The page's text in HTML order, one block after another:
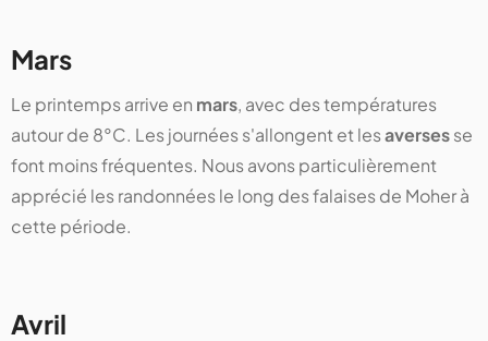
Mars
Le printemps arrive en mars, avec des températures
autour de 8°C. Les journées s'allongent et lesaversesse
font moins fréquentes. Nous avons particulièrement
apprécié les randonnées le long des falaises de Moher à
cette période.
Avril